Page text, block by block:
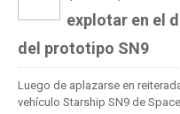
explotar en el
del prototipo SN9
Luego de aplazarse en
vehículo Starship SN9 de